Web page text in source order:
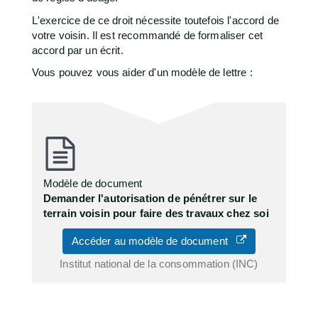
L'exercice de ce droit nécessite toutefois l'accord de
votre voisin. Il est recommandé de formaliser cet
accord par un écrit.
Vous pouvez vous aider d'un modèle de lettre :
Modèle de document
Demander l'autorisation de pénétrer sur le
terrain voisin pour faire des travaux chez soi
Accéder au modèle de document
Institut national de la consommation (INC)